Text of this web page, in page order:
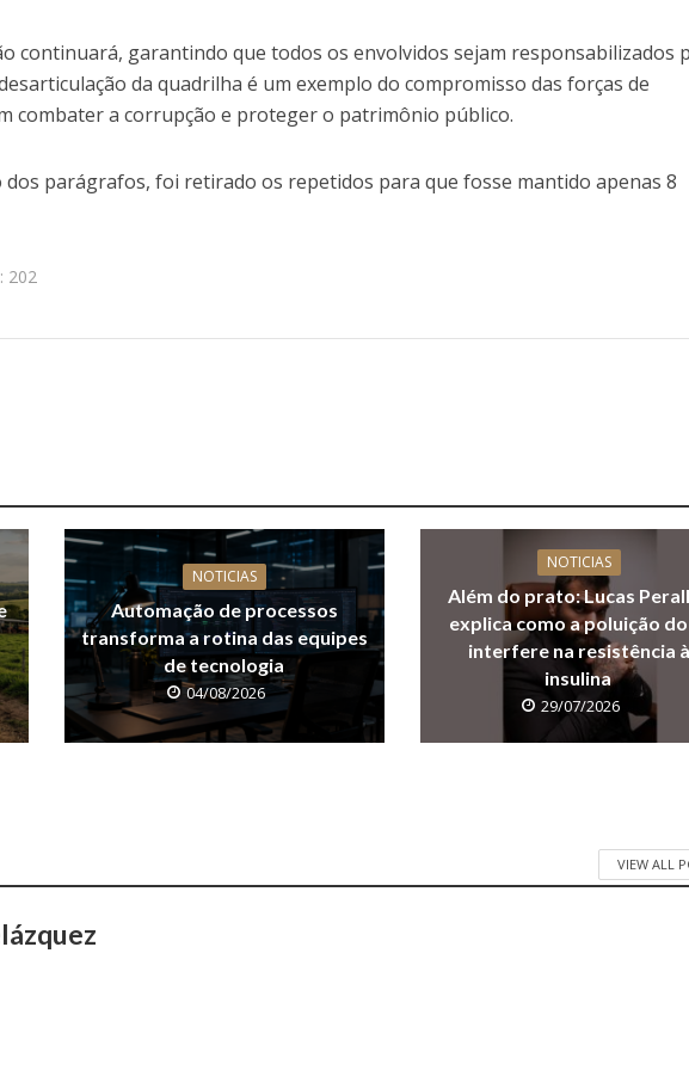
continuará, garantindo que todos os envolvidos sejam responsabilizados
da quadrilha é um exemplo do compromisso das forças de
combater a corrupção e proteger o patrimônio público.
dos parágrafos, foi retirado os repetidos para que fosse mantido apenas 8
202
NOTICIAS
Automação de processos
transforma a rotina das equipes
de tecnologia
04/08/2026
NOTICIAS
Além do prato: Lucas
explica como a poluição
interfere na resistência
insulina
29/07/2026
VIEW ALL